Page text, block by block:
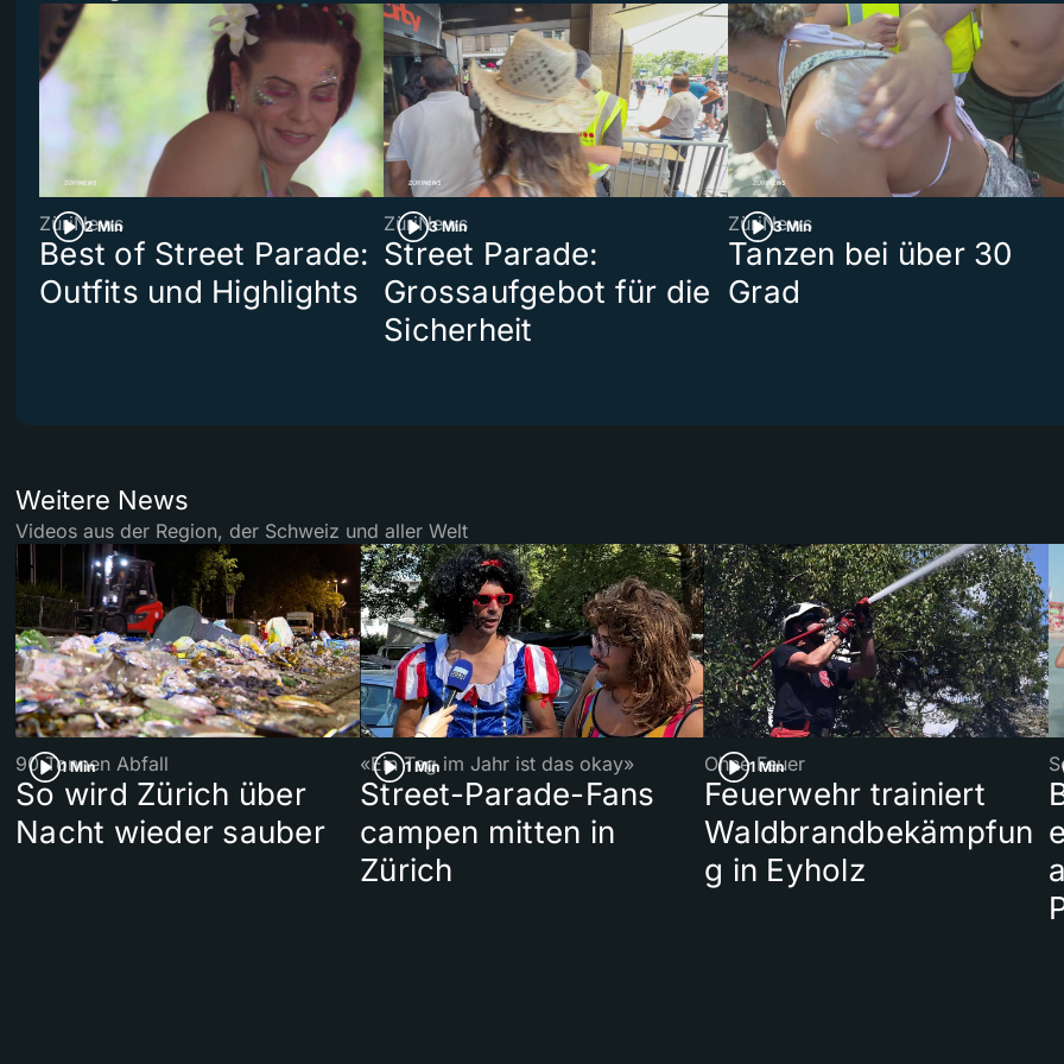
2 Min
ZüriNews
Best of Street Parade:
Outfits und Highlights
3 Min
ZüriNews
Street Parade:
Grossaufgebot für die
Sicherheit
3 Min
ZüriNews
Tanzen bei über 30
Grad
Weitere News
Videos aus der Region, der Schweiz und aller Welt
1 Min
90 Tonnen Abfall
So wird Zürich über
Nacht wieder sauber
1 Min
«Ein Tag im Jahr ist das okay»
Street-Parade-Fans
campen mitten in
Zürich
1 Min
Ohne Feuer
Feuerwehr trainiert
Waldbrandbekämpfun
g in Eyholz